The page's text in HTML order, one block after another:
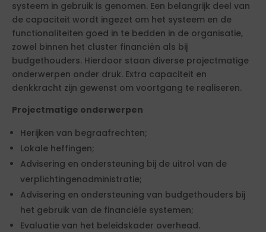
systeem in gebruik is genomen. Een belangrijk deel van
de capaciteit wordt ingezet om het systeem en de
functionaliteiten goed in te bedden in de organisatie,
zowel binnen het cluster financiën als bij
budgethouders. Hierdoor staan diverse projectmatige
onderwerpen onder druk. Extra capaciteit en
denkkracht zijn gewenst om voortgang te realiseren.
Projectmatige onderwerpen
Herijken van begraafrechten;
Lokale heffingen;
Advisering en ondersteuning bij de uitrol van de
verplichtingenadministratie;
Advisering en ondersteuning van budgethouders bij
het gebruik van de financiële systemen;
Evaluatie van het beleidskader overhead.